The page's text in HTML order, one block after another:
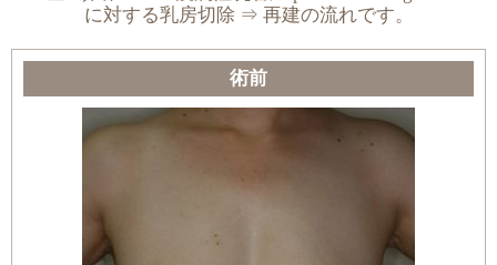
に対する乳房切除 ⇒ 再建の流れです。
術前